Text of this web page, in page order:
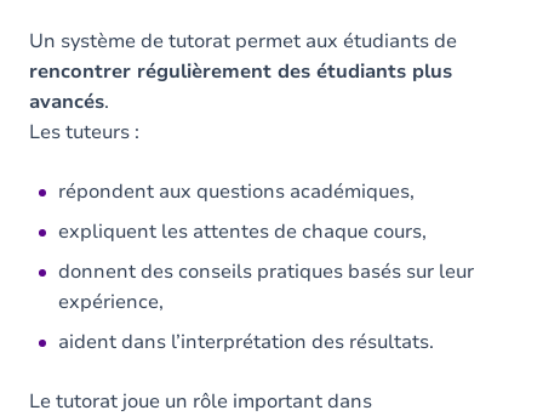
Un système de tutorat permet aux étudiants de
rencontrer régulièrement des étudiants plus
avancés.
Les tuteurs :
répondent aux questions académiques,
expliquent les attentes de chaque cours,
donnent des conseils pratiques basés sur leur
expérience,
aident dans l’interprétation des résultats.
Le tutorat joue un rôle important dans